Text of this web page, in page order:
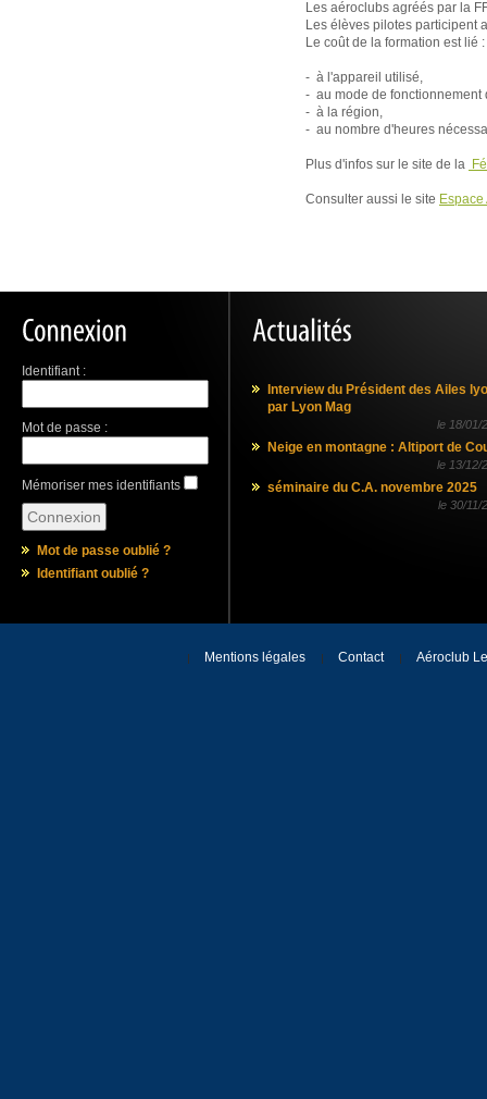
Les aéroclubs agréés par la
Les élèves pilotes participent
Le coût de la formation est lié :
- à l'appareil utilisé,
- au mode de fonctionnement
- à la région,
- au nombre d'heures
Plus d'infos sur le site de la
Consulter aussi le site
Identifiant :
Mot de passe :
Mémoriser mes identifiants
Mot de passe oublié ?
Identifiant oublié ?
Interview du Président des Ailes
par Lyon Mag
le 18/01/
Neige en montagne : Altiport de
le 13/12/
séminaire du C.A. novembre 2025
le 30/11/
Mentions légales Contact Aéroclub